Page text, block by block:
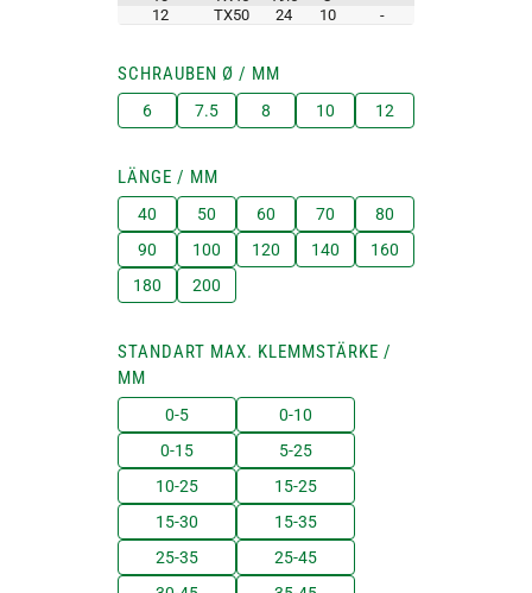
12
TX50 24 10 -
SCHRAUBEN Ø / MM
6 7.5 8 10 12
LÄNGE / MM
40 50 60 70
80
90
100 120 140
160
180
200
STANDART MAX. KLEMMSTÄRKE /
MM
0-5
0-10
0-15
5-25
10-25
15-25
15-30
15-35
25-35
25-45